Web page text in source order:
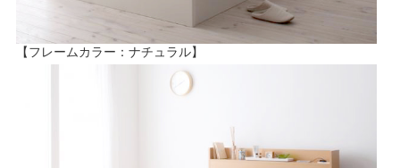
【フレームカラー：ナチュラル】